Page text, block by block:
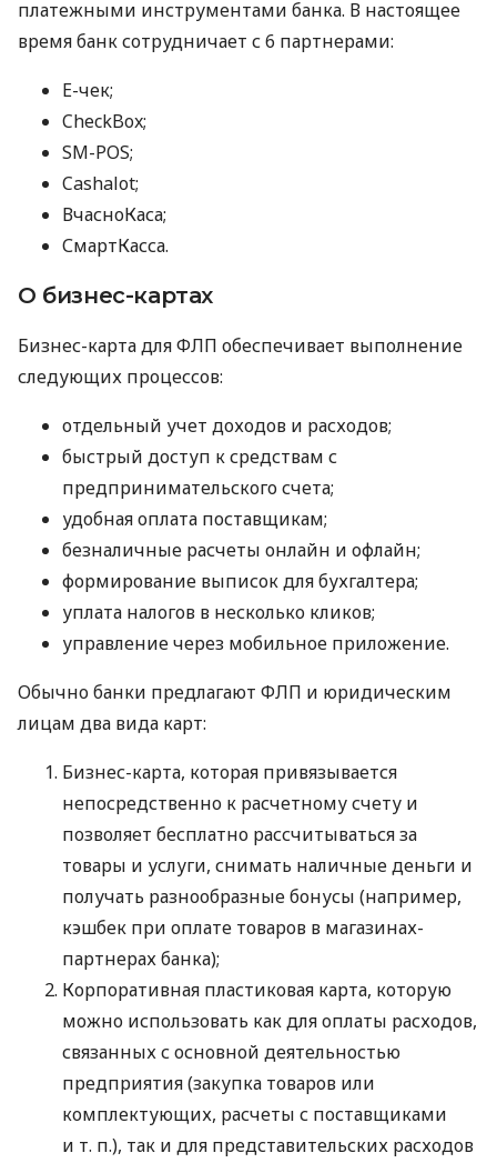
платежными инструментами банка. В настоящее
время банк сотрудничает с 6 партнерами:
E-чек;
CheckBox;
SM-POS;
Cashalot;
ВчасноКаса;
СмартКасса.
О бизнес-картах
Бизнес-карта для ФЛП обеспечивает выполнение
следующих процессов:
отдельный учет доходов и расходов;
быстрый доступ к средствам с
предпринимательского счета;
удобная оплата поставщикам;
безналичные расчеты онлайн и офлайн;
формирование выписок для бухгалтера;
уплата налогов в несколько кликов;
управление через мобильное приложение.
Обычно банки предлагают ФЛП и юридическим
лицам два вида карт:
Бизнес-карта, которая привязывается
непосредственно к расчетному счету и
позволяет бесплатно рассчитываться за
товары и услуги, снимать наличные деньги и
получать разнообразные бонусы (например,
кэшбек при оплате товаров в магазинах-
партнерах банка);
Корпоративная пластиковая карта, которую
можно использовать как для оплаты расходов,
связанных с основной деятельностью
предприятия (закупка товаров или
комплектующих, расчеты с поставщиками
и т. п.), так и для представительских расходов